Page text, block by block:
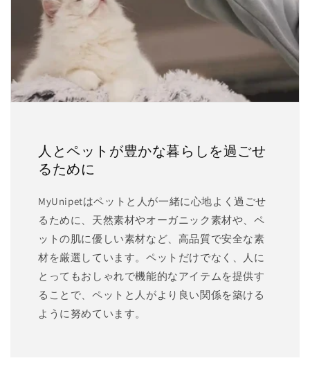
人とペットが豊かな暮らしを過ごせ
るために
MyUnipetはペットと人が一緒に心地よく過ごせ
るために、天然素材やオーガニック素材や、ペ
ットの肌に優しい素材など、高品質で安全な素
材を厳選しています。ペットだけでなく、人に
とってもおしゃれで機能的なアイテムを提供す
ることで、ペットと人がより良い関係を築ける
ように努めています。